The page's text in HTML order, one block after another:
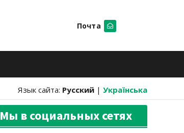
Почта
Язык сайта: Русский | Українська
Мы в социальных сетях